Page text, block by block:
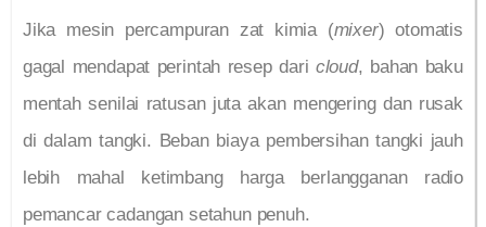
Jika mesin percampuran zat kimia (mixer) otomatis
gagal mendapat perintah resep dari cloud, bahan baku
mentah senilai ratusan juta akan mengering dan rusak
di dalam tangki. Beban biaya pembersihan tangki jauh
lebih mahal ketimbang harga berlangganan radio
pemancar cadangan setahun penuh.